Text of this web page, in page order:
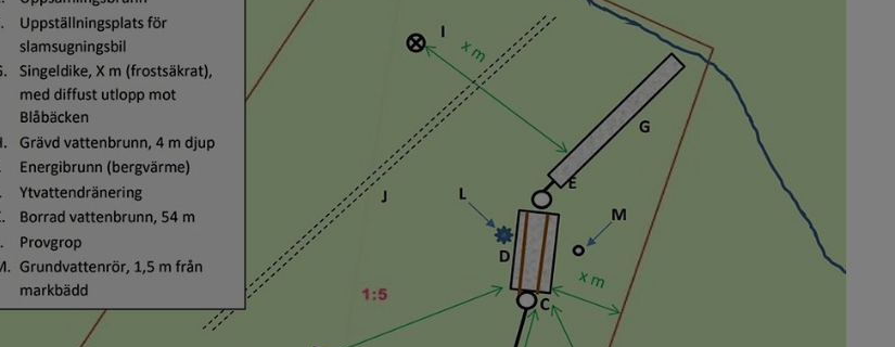
av små avlopp
och skyfall